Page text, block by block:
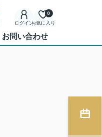
ログインお気に入り
0
お問い合わせ